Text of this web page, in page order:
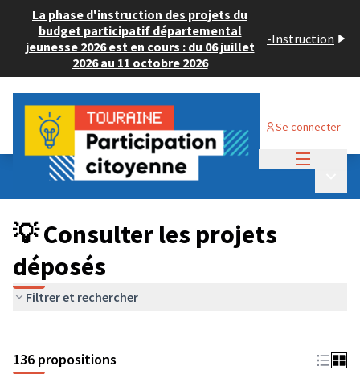
La phase d'instruction des projets du
budget participatif départemental
jeunesse 2026 est en cours : du 06 juillet
2026 au 11 octobre 2026
-Instruction
Se connecter
Budget Participatif JEUNESSE 2024
💡 Consulter les projets déposés
💡 Consulter les projets
déposés
Filtrer et rechercher
136 propositions